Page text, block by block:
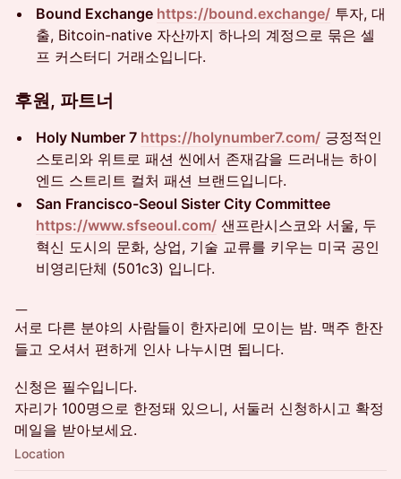
Bound Exchange https://bound.exchange/ 투자, 대
출, Bitcoin-native 자산까지 하나의 계정으로 묶은 셀
프 커스터디 거래소입니다.
후원, 파트너
Holy Number 7 https://holynumber7.com/ 긍정적인
스토리와 위트로 패션 씬에서 존재감을 드러내는 하이
엔드 스트리트 컬처 패션 브랜드입니다.
San Francisco-Seoul Sister City Committee
https://www.sfseoul.com/ 샌프란시스코와 서울, 두
혁신 도시의 문화, 상업, 기술 교류를 키우는 미국 공인
비영리단체 (501c3) 입니다.
ㅡ
서로 다른 분야의 사람들이 한자리에 모이는 밤. 맥주 한잔
들고 오셔서 편하게 인사 나누시면 됩니다.
신청은 필수입니다.
자리가 100명으로 한정돼 있으니, 서둘러 신청하시고 확정
메일을 받아보세요.
Location